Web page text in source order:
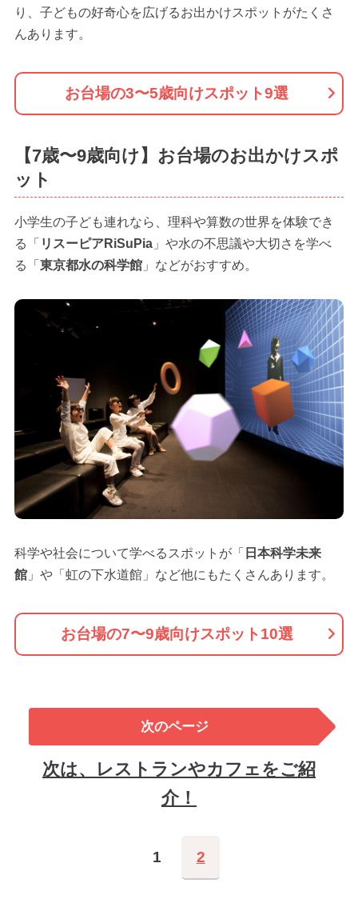
り、子どもの好奇心を広げるお出かけスポットがたくさ
んあります。
お台場の3〜5歳向けスポット9選
【7歳〜9歳向け】お台場のお出かけスポ
ット
小学生の子ども連れなら、理科や算数の世界を体験でき
る「 リスーピアRiSuPia」や水の不思議や大切さを学べ
る「 東京都水の科学館」などがおすすめ。
科学や社会について学べるスポットが「 日本科学未来
館」や「虹の下水道館」など他にもたくさんあります。
お台場の7〜9歳向けスポット10選
次のページ
次は、レストランやカフェをご紹
介！
1 2